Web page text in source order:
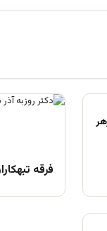
فرقه